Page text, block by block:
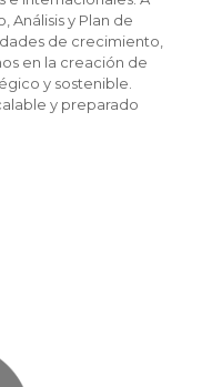
Análisis y Plan de
de crecimiento,
en la creación de
y sostenible.
y preparado